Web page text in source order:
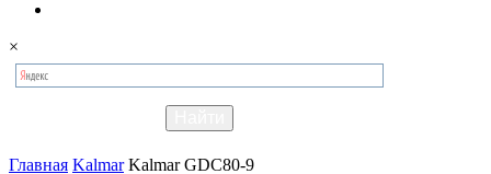
×
Главная Kalmar Kalmar GDC80-9